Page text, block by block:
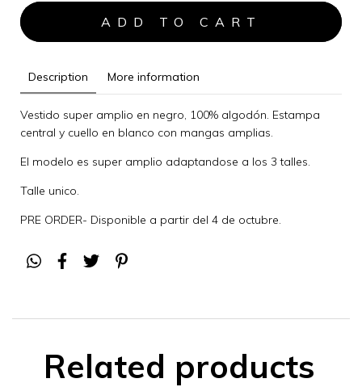
Description More information
Vestido super amplio en negro, 100% algodón. Estampa
central y cuello en blanco con mangas amplias.
El modelo es super amplio adaptandose a los 3 talles.
Talle unico.
PRE ORDER- Disponible a partir del 4 de octubre.
Related products